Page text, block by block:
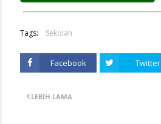
Tags: Sekolah
Facebook Twitter
LEBIH LAMA